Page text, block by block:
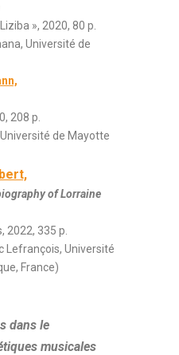
», 2020, 80 p.
Université de
208 p.
de Mayotte
of Lorraine
2022, 335 p.
Lefrançois, Université
France)
dans le
musicales